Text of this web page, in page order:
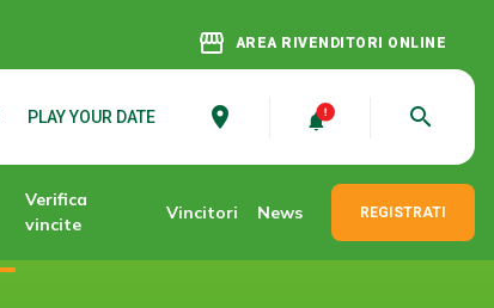
storefront AREA RIVENDITORI ONLINE
PLAY YOUR DATE place search
Verifica
vincite
Vincitori News REGISTRATI